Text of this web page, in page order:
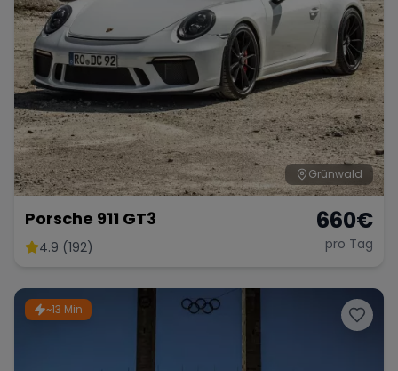
Grünwald
Porsche 911 GT3
4.9 (192)
660€
pro Tag
~13 Min